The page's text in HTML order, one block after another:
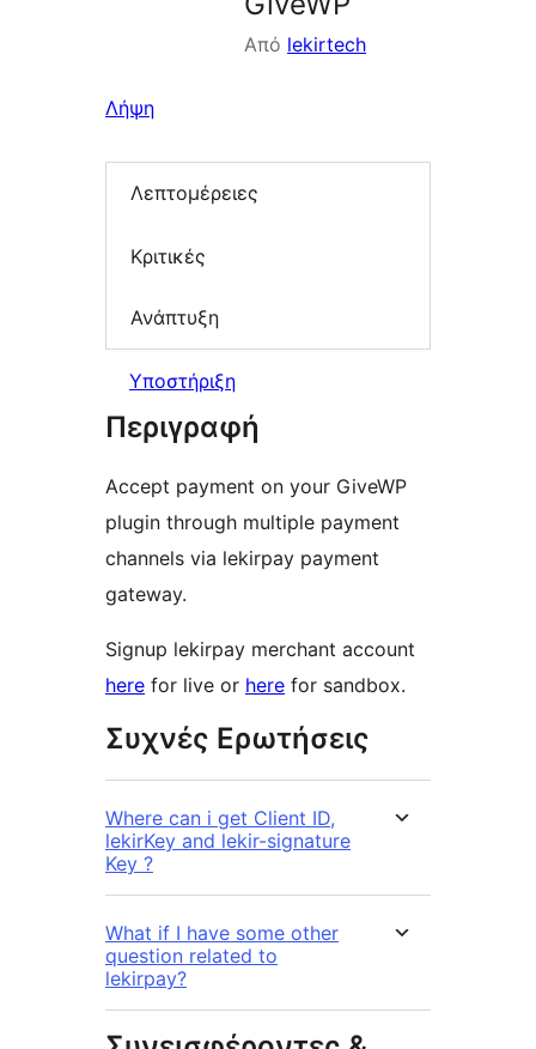
Από lekirtech
Λήψη
Λεπτομέρειες
Κριτικές
Ανάπτυξη
Υποστήριξη
Περιγραφή
Accept payment on your GiveWP
plugin through multiple payment
channels via lekirpay payment
gateway.
Signup lekirpay merchant account
here for live or here for sandbox.
Συχνές Ερωτήσεις
Where can i get Client ID,
lekirKey and lekir-signature
Key ?
What if I have some other
question related to
lekirpay?